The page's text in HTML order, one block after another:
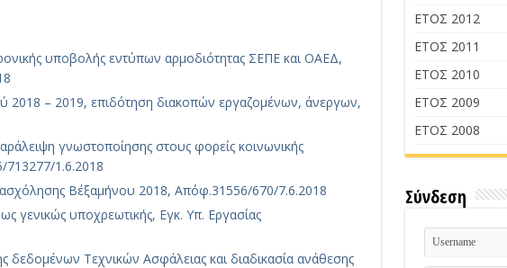
υποβολής εντύπων αρμοδιότητας ΣΕΠΕ και ΟΑΕΔ,
2018 – 2019, επιδότηση διακοπών εργαζομένων, άνεργων,
γνωστοποίησης στους φορείς κοινωνικής
1.6.2018
Β΄εξαμήνου 2018, Απόφ.31556/670/7.6.2018
γενικώς υποχρεωτικής, Εγκ. Υπ. Εργασίας
δεδομένων Τεχνικών Ασφάλειας και διαδικασία ανάθεσης
ΕΤΟΣ 2012
ΕΤΟΣ 2011
ΕΤΟΣ 2010
ΕΤΟΣ 2009
ΕΤΟΣ 2008
Σύνδεση